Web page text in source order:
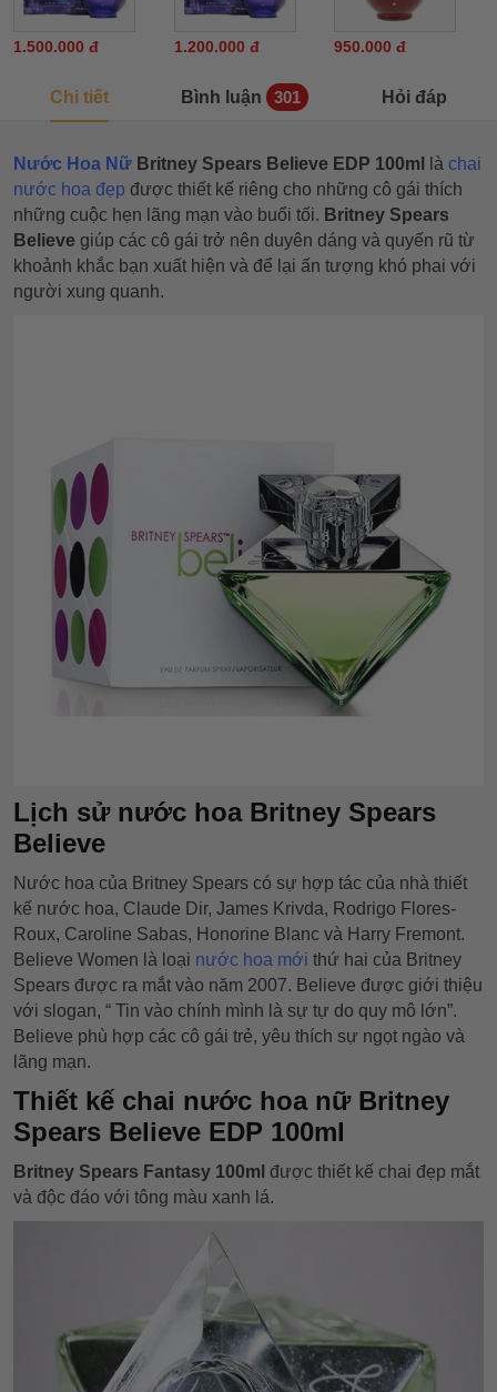
1.500.000 đ 1.200.000 đ 950.000 đ
Chi tiết Bình luận 301 Hỏi đáp
Nước Hoa Nữ Britney Spears Believe EDP 100ml là chai
nước hoa đẹp được thiết kế riêng cho những cô gái thích
những cuộc hẹn lãng mạn vào buổi tối. Britney Spears
Believe giúp các cô gái trở nên duyên dáng và quyến rũ từ
khoảnh khắc bạn xuất hiện và để lại ấn tượng khó phai với
người xung quanh.
Lịch sử nước hoa Britney Spears
Believe
Nước hoa của Britney Spears có sự hợp tác của nhà thiết
kế nước hoa, Claude Dir, James Krivda, Rodrigo Flores-
Roux, Caroline Sabas, Honorine Blanc và Harry Fremont.
Believe Women là loại nước hoa mới thứ hai của Britney
Spears được ra mắt vào năm 2007. Believe được giới thiệu
với slogan, “ Tin vào chính mình là sự tự do quy mô lớn”.
Believe phù hợp các cô gái trẻ, yêu thích sự ngọt ngào và
lãng mạn.
Thiết kế chai nước hoa nữ Britney
Spears Believe EDP 100ml
Britney Spears Fantasy 100ml được thiết kế chai đẹp mắt
và độc đáo với tông màu xanh lá.